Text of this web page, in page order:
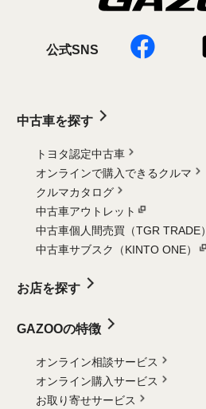
公式SNS
中古車を探す
トヨタ認定中古車
オンラインで購入できるクルマ
クルマカタログ
中古車アウトレット
中古車個人間売買（TGR TRADE）
中古車サブスク（KINTO ONE）
お店を探す
GAZOOの特徴
オンライン相談サービス
オンライン購入サービス
お取り寄せサービス